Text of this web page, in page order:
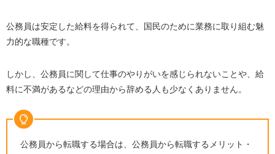
公務員は安定した給料を得られて、国民のために業務に取り組む魅
力的な職種です。
しかし、公務員に関して仕事のやりがいを感じられないことや、給
料に不満があるなどの理由から辞める人も少なくありません。
公務員から転職する場合は、公務員から転職するメリット・